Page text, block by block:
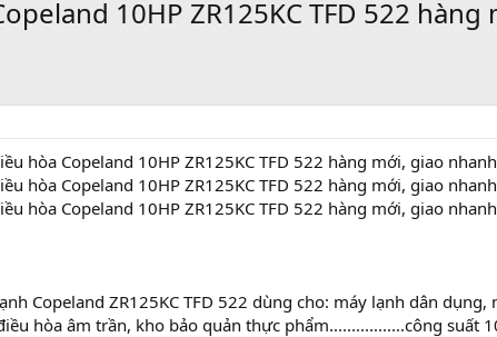
10HP ZR125KC TFD 522
hòa Copeland 10HP ZR125KC TFD 522 hàng mới, giao
hòa Copeland 10HP ZR125KC TFD 522 hàng mới, giao
hòa Copeland 10HP ZR125KC TFD 522 hàng mới, giao
Copeland ZR125KC TFD 522 dùng cho: máy lạnh dân
hòa âm trần, kho bảo quản thực phẩm.................công suất